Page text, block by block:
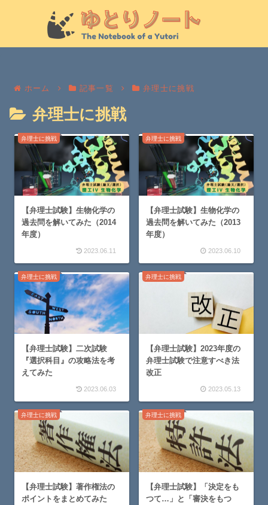
ホーム 記事一覧 弁理士に挑戦
弁理士に挑戦
弁理士に挑戦
【弁理士試験】生物化学の
過去問を解いてみた（2014
年度）
2023.06.11
弁理士に挑戦
【弁理士試験】生物化学の
過去問を解いてみた（2013
年度）
2023.06.10
弁理士に挑戦
【弁理士試験】二次試験
『選択科目』の攻略法を考
えてみた
2023.06.03
弁理士に挑戦
【弁理士試験】2023年度の
弁理士試験で注意すべき法
改正
2023.05.13
弁理士に挑戦
【弁理士試験】著作権法の
ポイントをまとめてみた
弁理士に挑戦
【弁理士試験】「決定をも
つて…」と「審決をもつ